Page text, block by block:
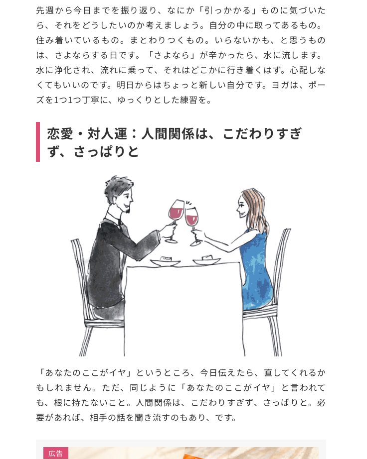
先週から今日までを振り返り、なにか「引っかかる」ものに気づいた
ら、それをどうしたいのか考えましょう。自分の中に取ってあるもの。
住み着いているもの。まとわりつくもの。いらないかも、と思うもの
は、さよならする日です。「さよなら」が辛かったら、水に流します。
水に浄化され、流れに乗って、それはどこかに行き着くはず。心配しな
くてもいいのです。明日からはちょっと新しい自分です。ヨガは、ポー
ズを1つ1つ丁寧に、ゆっくりとした練習を。
恋愛・対人運：人間関係は、こだわりすぎ
ず、さっぱりと
「あなたのここがイヤ」というところ、今日伝えたら、直してくれるか
もしれません。ただ、同じように「あなたのここがイヤ」と言われて
も、根に持たないこと。人間関係は、こだわりすぎず、さっぱりと。必
要があれば、相手の話を聞き流すのもあり、です。
広告